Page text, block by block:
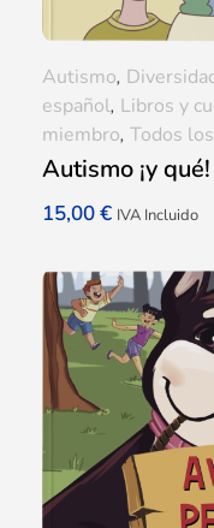
Autismo ¡y qué!
15,00€ IVA Incluido
Autismo,
español, Libros y
miembro, Todos